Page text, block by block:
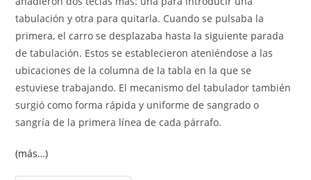
tabulación y otra para quitarla. Cuando se pulsaba la
primera, el carro se desplazaba hasta la siguiente parada
de tabulación. Estos se establecieron ateniéndose a las
ubicaciones de la columna de la tabla en la que se
estuviese trabajando. El mecanismo del tabulador también
surgió como forma rápida y uniforme de sangrado o
sangría de la primera línea de cada párrafo.
(más…)